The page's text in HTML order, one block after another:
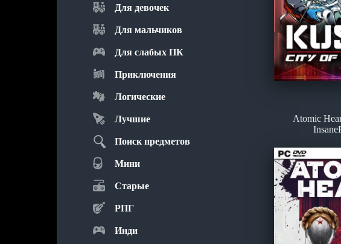
Для девочек
Для мальчиков
Для слабых ПК
Приключения
Логические
Лучшие
Поиск предметов
Мини
Старые
РПГ
Инди
Atomic